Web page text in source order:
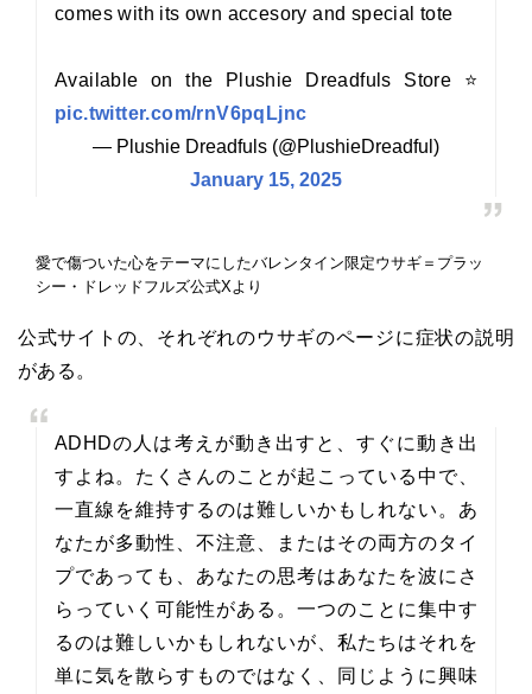
comes with its own accesory and special tote
Available on the Plushie Dreadfuls Store ⭐
pic.twitter.com/rnV6pqLjnc
— Plushie Dreadfuls (@PlushieDreadful)
January 15, 2025
愛で傷ついた心をテーマにしたバレンタイン限定ウサギ＝プラッ
シー・ドレッドフルズ公式Xより
公式サイトの、それぞれのウサギのページに症状の説明
がある。
ADHDの人は考えが動き出すと、すぐに動き出
すよね。たくさんのことが起こっている中で、
一直線を維持するのは難しいかもしれない。あ
なたが多動性、不注意、またはその両方のタイ
プであっても、あなたの思考はあなたを波にさ
らっていく可能性がある。一つのことに集中す
るのは難しいかもしれないが、私たちはそれを
単に気を散らすものではなく、同じように興味